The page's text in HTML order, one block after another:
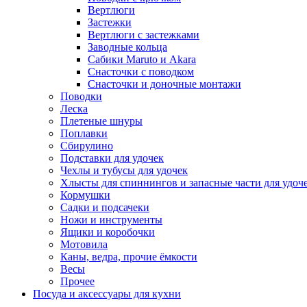
Вертлюги
Застежки
Вертлюги с застежками
Заводные кольца
Сабики Maruto и Akara
Снасточки с поводком
Снасточки и доночные монтажи
Поводки
Леска
Плетеные шнуры
Поплавки
Сбирулино
Подставки для удочек
Чехлы и тубусы для удочек
Хлысты для спиннингов и запасные части для
Кормушки
Садки и подсачеки
Ножи и инструменты
Ящики и коробочки
Мотовила
Каны, ведра, прочие ёмкости
Весы
Прочее
Посуда и аксессуары для кухни